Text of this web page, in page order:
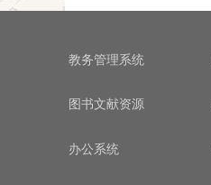
教务管理系统
图书文献资源
办公系统